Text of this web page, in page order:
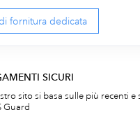
fornitura dedicata
SICURI
sito si basa sulle più recenti
Guard